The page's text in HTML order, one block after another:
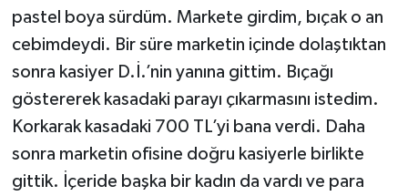
pastel boya sürdüm. Markete girdim, bıçak o an
cebimdeydi. Bir süre marketin içinde dolaştıktan
sonra kasiyer D.İ.’nin yanına gittim. Bıçağı
göstererek kasadaki parayı çıkarmasını istedim.
Korkarak kasadaki 700 TL’yi bana verdi. Daha
sonra marketin ofisine doğru kasiyerle birlikte
gittik. İçeride başka bir kadın da vardı ve para